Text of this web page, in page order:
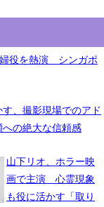
役を熱演 シンガポ
、撮影現場でのアド
への絶大な信頼感
山下リオ、ホラー映
画で主演 心霊現象
も役に活かす「取り